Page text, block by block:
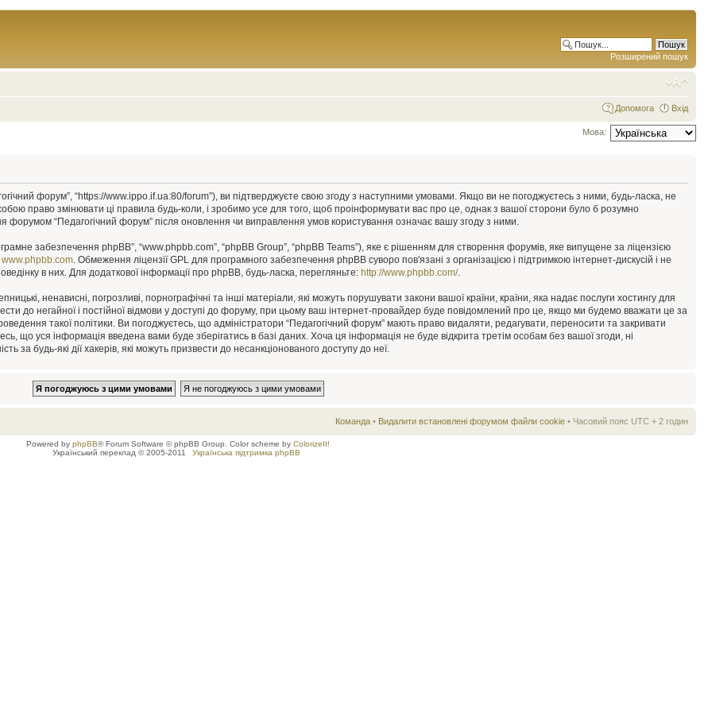
Розширений пошук
Допомога Вхід
Мова:
форум”, “https://www.ippo.if.ua:80/forum”), ви підтверджуєте свою згоду з наступними умовами. Якщо ви не погоджуєтесь з ними, будь-ласка, не
право змінювати ці правила будь-коли, і зробимо усе для того, щоб проінформувати вас про це, однак з вашої сторони було б розумно
форумом “Педагогічний форум” після оновлення чи виправлення умов користування означає вашу згоду з ними.
забезпечення phpBB”, “www.phpbb.com”, “phpBB Group”, “phpBB Teams”), яке є рішенням для створення форумів, яке випущене за ліцензією
www.phpbb.com . Обмеження ліцензії GPL для програмного забезпечення phpBB суворо пов'язані з організацією і підтримкою інтернет-дискусій і не
в них. Для додаткової інформації про phpBB, будь-ласка, перегляньте: http://www.phpbb.com/.
ненависні, погрозливі, порнографічні та інші матеріали, які можуть порушувати закони вашої країни, країни, яка надає послуги хостингу для
до негайної і постійної відмови у доступі до форуму, при цьому ваш інтернет-провайдер буде повідомлений про це, якщо ми будемо вважати це за
такої політики. Ви погоджуєтесь, що адміністратори “Педагогічний форум” мають право видаляти, редагувати, переносити та закривати
що уся інформація введена вами буде зберігатись в базі даних. Хоча ця інформація не буде відкрита третім особам без вашої згоди, ні
за будь-які дії хакерів, які можуть призвести до несанкціонованого доступу до неї.
Команда • Видалити встановлені форумом файли cookie • Часовий пояс UTC + 2 годин
Powered by phpBB® Forum Software © phpBB Group. Color scheme by ColorizeIt!
Український переклад © 2005-2011
Українська підтримка phpBB